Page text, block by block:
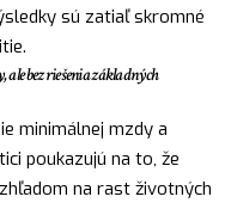
sú zatiaľ skromné
bez riešenia základných
minimálnej mzdy a
poukazujú na to, že
na rast životných